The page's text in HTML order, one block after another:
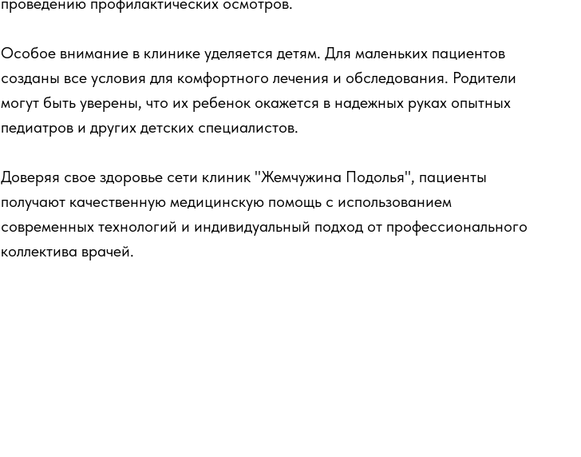
Особое внимание в клинике уделяется детям. Для маленьких пациентов
созданы все условия для комфортного лечения и обследования. Родители
могут быть уверены, что их ребенок окажется в надежных руках опытных
педиатров и других детских специалистов.
Доверяя свое здоровье сети клиник "Жемчужина Подолья", пациенты
получают качественную медицинскую помощь с использованием
современных технологий и индивидуальный подход от профессионального
коллектива врачей.